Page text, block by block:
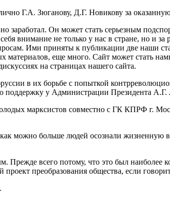
Г.А. Зюганову, Д.Г. Новикову за
Он может стать серьезным
внимание не только у нас в стране, но и
Ими приняты к публикации две наши
материалов, еще много. Сайт может стать
на страницах нашего сайта.
в их борьбе с попыткой
у Администрации Президента А.Г.
марксистов совместно с ГК КПРФ г.
можно больше людей осознали жизненную
всего потому, что это был наиболее
преобразования общества, если